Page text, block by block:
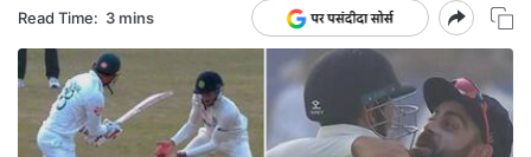
Read Time: 3 mins